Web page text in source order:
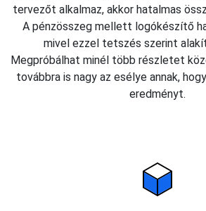
tervezőt alkalmaz, akkor hatalmas
A pénzösszeg mellett logókészítő
mivel ezzel tetszés szerint
Megpróbálhat minél több részletet
továbbra is nagy az esélye annak,
eredményt.